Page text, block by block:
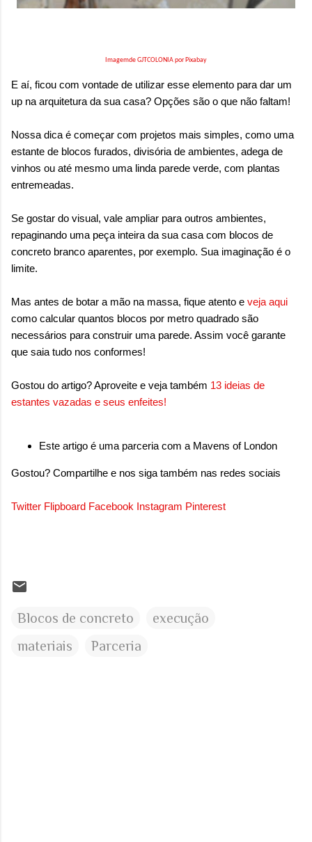
Imagemde GJTCOLONIA por Pixabay
E aí, ficou com vontade de utilizar esse elemento para dar um
up na arquitetura da sua casa? Opções são o que não faltam!
Nossa dica é começar com projetos mais simples, como uma
estante de blocos furados, divisória de ambientes, adega de
vinhos ou até mesmo uma linda parede verde, com plantas
entremeadas.
Se gostar do visual, vale ampliar para outros ambientes,
repaginando uma peça inteira da sua casa com blocos de
concreto branco aparentes, por exemplo. Sua imaginação é o
limite.
Mas antes de botar a mão na massa, fique atento e veja aqui
como calcular quantos blocos por metro quadrado são
necessários para construir uma parede. Assim você garante
que saia tudo nos conformes!
Gostou do artigo? Aproveite e veja também 13 ideias de
estantes vazadas e seus enfeites!
Este artigo é uma parceria com a Mavens of London
Gostou? Compartilhe e nos siga também nas redes sociais
Twitter Flipboard Facebook Instagram Pinterest
Blocos de concreto
execução
materiais
Parceria